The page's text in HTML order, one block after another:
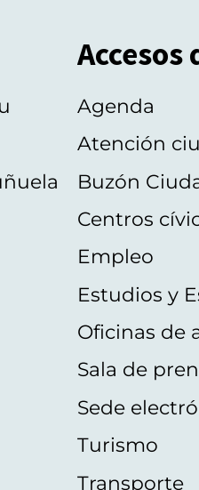
Accesos
Agenda
Atención
Buzón
Centros
Empleo
Estudios y
Oficinas de
Sala de
Sede
Turismo
Transporte